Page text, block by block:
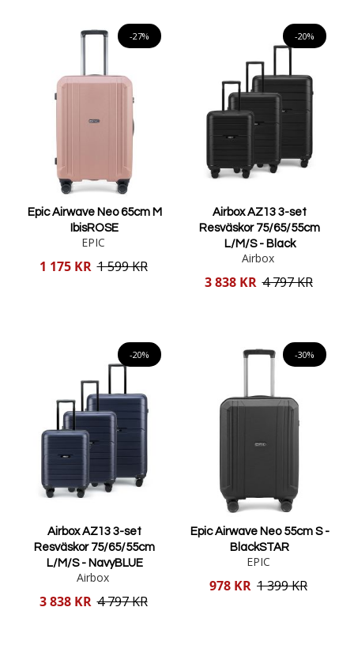
-27%
Epic Airwave Neo 65cm M
IbisROSE
EPIC
Reducerat
1 175 KR 1 599 KR
-20%
Airbox AZ13 3-set
Resväskor 75/65/55cm
L/M/S - Black
Airbox
Reducerat
3 838 KR 4 797 KR
-20%
Airbox AZ13 3-set
Resväskor 75/65/55cm
L/M/S - NavyBLUE
Airbox
Reducerat
3 838 KR 4 797 KR
-30%
Epic Airwave Neo 55cm S -
BlackSTAR
EPIC
Reducerat
978 KR 1 399 KR